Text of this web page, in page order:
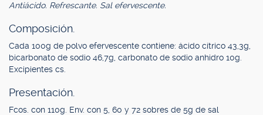
Antiácido. Refrescante. Sal efervescente.
Composición.
Cada 100g de polvo efervescente contiene: ácido cítrico 43,3g,
bicarbonato de sodio 46,7g, carbonato de sodio anhidro 10g.
Excipientes cs.
Presentación.
Fcos. con 110g. Env. con 5, 60 y 72 sobres de 5g de sal